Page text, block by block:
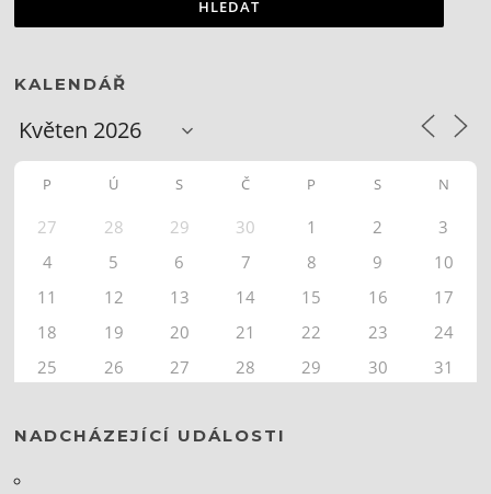
KALENDÁŘ
P Ú S Č P S N
27 28 29 30 1 2
3
4
5 6 7 8 9
10
11
12 13 14 15 16
17
18
19 20 21 22 23
24
25
26 27 28 29 30 31
NADCHÁZEJÍCÍ UDÁLOSTI